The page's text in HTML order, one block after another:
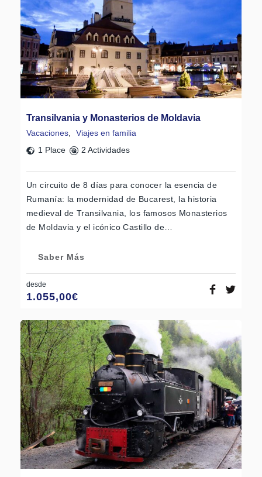
Transilvania y Monasterios de Moldavia
Vacaciones,
Viajes en familia
1 Place
2 Actividades
Un circuito de 8 días para conocer la esencia de
Rumanía: la modernidad de Bucarest, la historia
medieval de Transilvania, los famosos Monasterios
de Moldavia y el icónico Castillo de…
Saber Más
desde
1.055,00€